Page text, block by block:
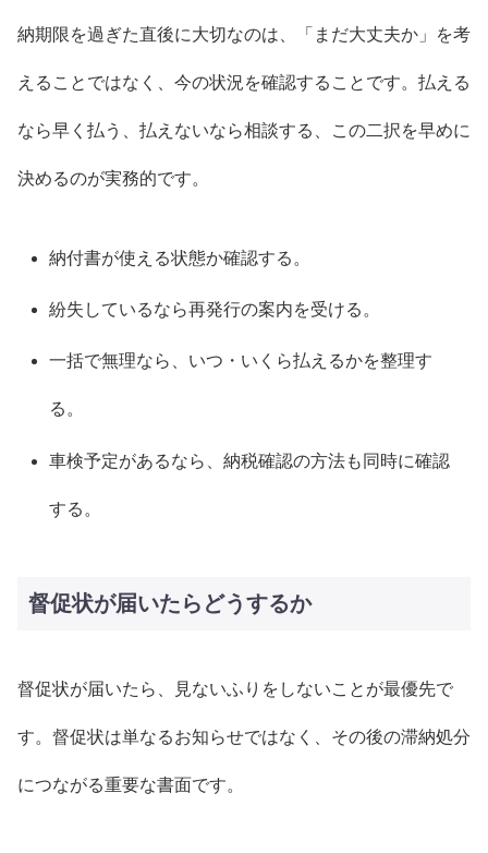
納期限を過ぎた直後に大切なのは、「まだ大丈夫か」を考
えることではなく、今の状況を確認することです。払える
なら早く払う、払えないなら相談する、この二択を早めに
決めるのが実務的です。
納付書が使える状態か確認する。
紛失しているなら再発行の案内を受ける。
一括で無理なら、いつ・いくら払えるかを整理す
る。
車検予定があるなら、納税確認の方法も同時に確認
する。
督促状が届いたらどうするか
督促状が届いたら、見ないふりをしないことが最優先で
す。督促状は単なるお知らせではなく、その後の滞納処分
につながる重要な書面です。